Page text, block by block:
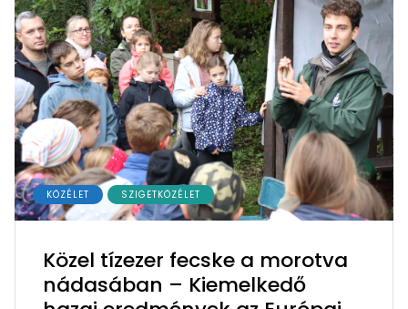
KÖZÉLET SZIGETKÖZÉLET
Közel tízezer fecske a morotva
nádasában – Kiemelkedő